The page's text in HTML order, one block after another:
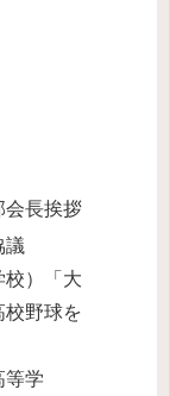
長挨拶
議
校）「大
校野球を
等学